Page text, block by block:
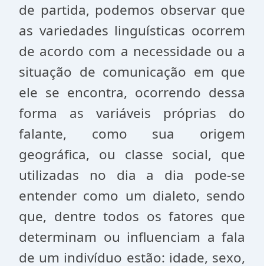
de partida, podemos observar que
as variedades linguísticas ocorrem
de acordo com a necessidade ou a
situação de comunicação em que
ele se encontra, ocorrendo dessa
forma as variáveis próprias do
falante, como sua origem
geográfica, ou classe social, que
utilizadas no dia a dia pode-se
entender como um dialeto, sendo
que, dentre todos os fatores que
determinam ou influenciam a fala
de um indivíduo estão: idade, sexo,